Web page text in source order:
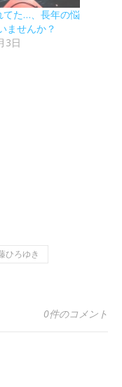
てた…、長年の悩
ませんか？
3日
ひろゆき
0件のコメント